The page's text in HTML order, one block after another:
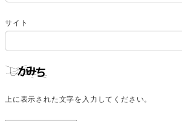
サイト
上に表示された文字を入力してください。